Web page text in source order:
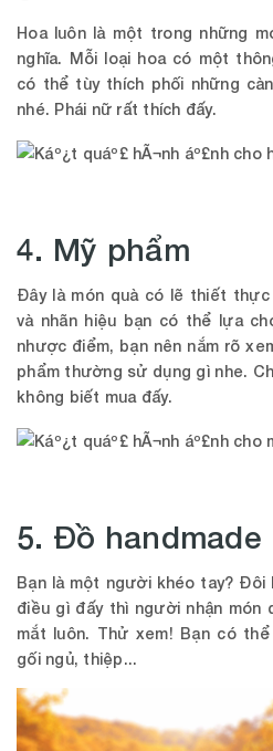
Hoa luôn là một trong những
nghĩa. Mỗi loại hoa có một
có thể tùy thích phối những
nhé. Phái nữ rất thích đấy.
4. Mỹ phẩm
Đây là món quà có lẽ thiết
và nhãn hiệu bạn có thể lựa
nhược điểm, bạn nên nắm rõ
phẩm thường sử dụng gì nhe.
không biết mua đấy.
5. Đồ handmade
Bạn là một người khéo tay? Đôi
điều gì đấy thì người nhận món
mắt luôn. Thử xem! Bạn có
gối ngủ, thiệp...